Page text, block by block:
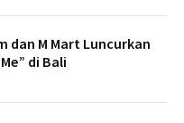
dan M Mart Luncurkan
di Bali